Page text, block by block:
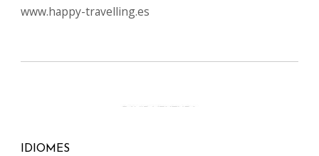
www.happy-travelling.es
IDIOMES